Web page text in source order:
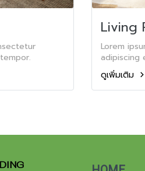
Living
Lorem
adipiscing
ดูเพิ่มเติม